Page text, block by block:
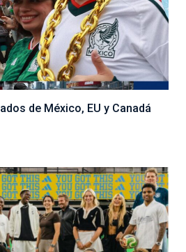
de México, EU y Canadá